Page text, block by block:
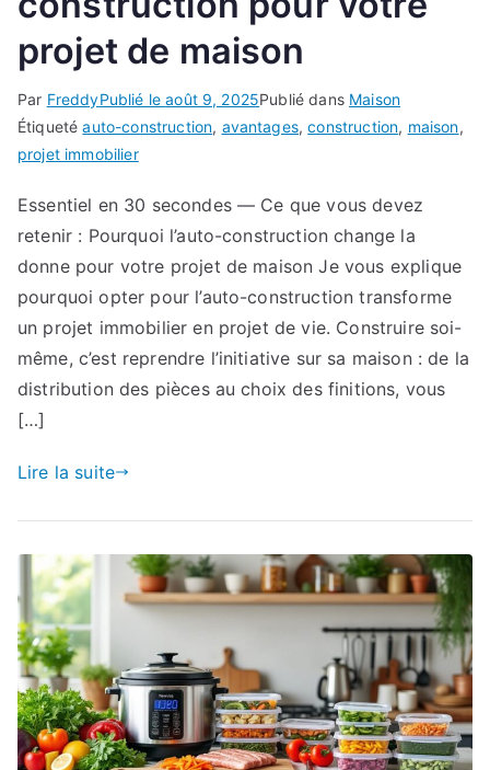
projet de maison
Par FreddyPublié leaoût 9, 2025Publié dans Maison
Étiquetéauto-construction, avantages,construction, maison,
projet immobilier
Essentiel en 30 secondes — Ce que vous devez
retenir : Pourquoi l’auto-construction change la
donne pour votre projet de maison Je vous explique
pourquoi opter pour l’auto-construction transforme
un projet immobilier en projet de vie. Construire soi-
même, c’est reprendre l’initiative sur sa maison : de la
distribution des pièces au choix des finitions, vous
[…]
Lire la suite